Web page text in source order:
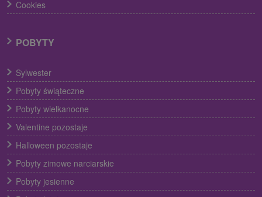
Cookies
POBYTY
Sylwester
Pobyty świąteczne
Pobyty wielkanocne
Valentine pozostaje
Halloween pozostaje
Pobyty zimowe narciarskie
Pobyty jesienne